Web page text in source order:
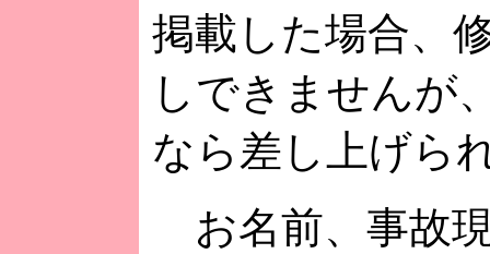
掲載した場合、
しできませんが
なら差し上げら
お名前、事故